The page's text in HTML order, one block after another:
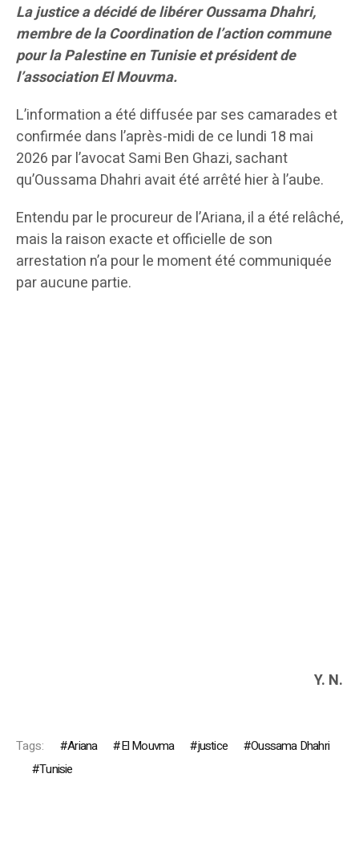
La justice a décidé de libérer Oussama Dhahri,
membre de la Coordination de l’action commune
pour la Palestine en Tunisie et président de
l’association El Mouvma.
L’information a été diffusée par ses camarades et
confirmée dans l’après-midi de ce lundi 18 mai
2026 par l’avocat Sami Ben Ghazi, sachant
qu’Oussama Dhahri avait été arrêté hier à l’aube.
Entendu par le procureur de l’Ariana, il a été relâché,
mais la raison exacte et officielle de son
arrestation n’a pour le moment été communiquée
par aucune partie.
Y. N.
Tags: Ariana El Mouvma justice
Oussama Dhahri
Tunisie